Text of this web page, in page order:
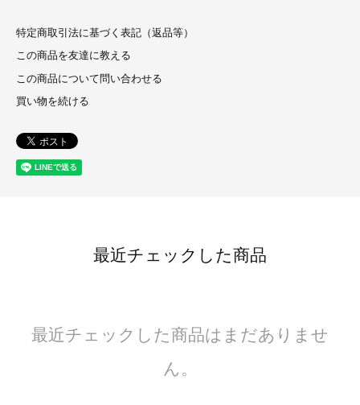
特定商取引法に基づく表記（返品等）
この商品を友達に教える
この商品について問い合わせる
買い物を続ける
最近チェックした商品
最近チェックした商品はまだありませ
ん。